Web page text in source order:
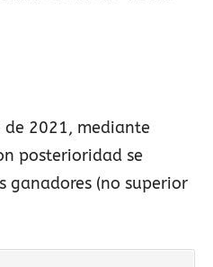
de 2021, mediante
posterioridad se
ganadores (no superior